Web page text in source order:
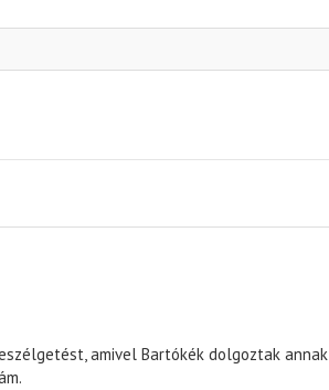
amivel Bartókék dolgoztak annak